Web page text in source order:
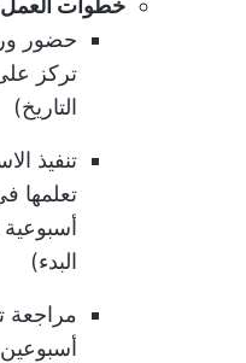
خطوات
حضور
تركز
التاريخ)
تنفيذ
تعلمها
البدء)
مراجعة